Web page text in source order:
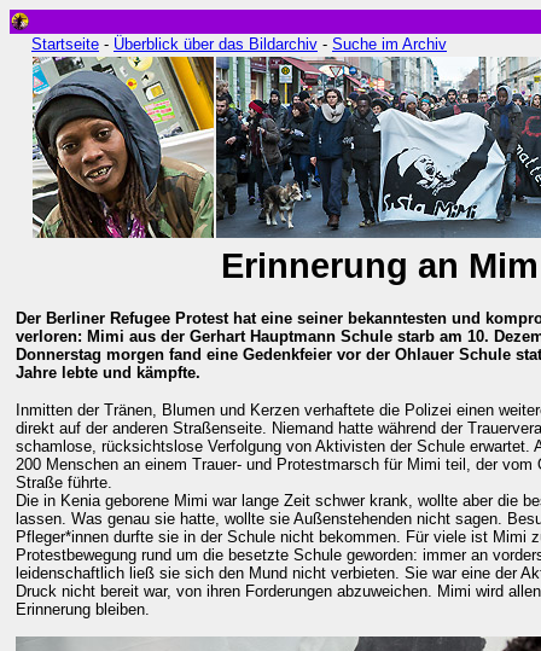
Startseite - Überblick über das Bildarchiv - Suche im Archiv
Erinnerung an
Der Berliner Refugee Protest hat eine seiner bekanntesten und
verloren: Mimi aus der Gerhart Hauptmann Schule starb am 10.
Donnerstag morgen fand eine Gedenkfeier vor der Ohlauer Schule
Jahre lebte und kämpfte.
Inmitten der Tränen, Blumen und Kerzen verhaftete die Polizei einen
direkt auf der anderen Straßenseite. Niemand hatte während der
schamlose, rücksichtslose Verfolgung von Aktivisten der Schule erwartet.
200 Menschen an einem Trauer- und Protestmarsch für Mimi teil, der vom
Straße führte.
Die in Kenia geborene Mimi war lange Zeit schwer krank, wollte aber die
lassen. Was genau sie hatte, wollte sie Außenstehenden nicht sagen.
Pfleger*innen durfte sie in der Schule nicht bekommen. Für viele ist Mimi
Protestbewegung rund um die besetzte Schule geworden: immer an
leidenschaftlich ließ sie sich den Mund nicht verbieten. Sie war eine der
Druck nicht bereit war, von ihren Forderungen abzuweichen. Mimi wird
Erinnerung bleiben.